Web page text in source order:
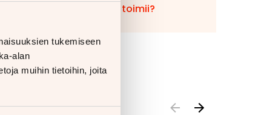
tukemiseen
alan
muihin tietoihin, joita
Miten vaihto toimii?